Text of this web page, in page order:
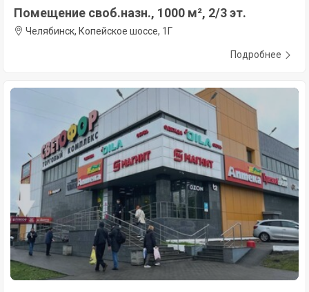
Помещение своб.назн., 1000 м², 2/3 эт.
Челябинск, Копейское шоссе, 1Г
Подробнее